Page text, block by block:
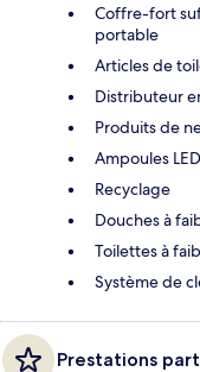
Coffre-fort
portable
Articles de
Distributeur
Produits de
Ampoules LED
Recyclage
Douches à
Toilettes à
Système de
Prestations